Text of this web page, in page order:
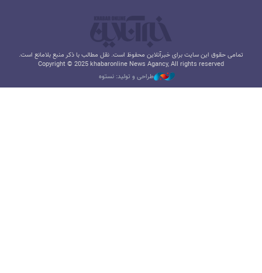
تمامی حقوق این سایت برای خبرآنلاین محفوظ است. نقل مطالب با ذکر منبع بلامانع است.
Copyright © 2025 khabaronline News Agancy, All rights reserved
طراحی و تولید: نستوه